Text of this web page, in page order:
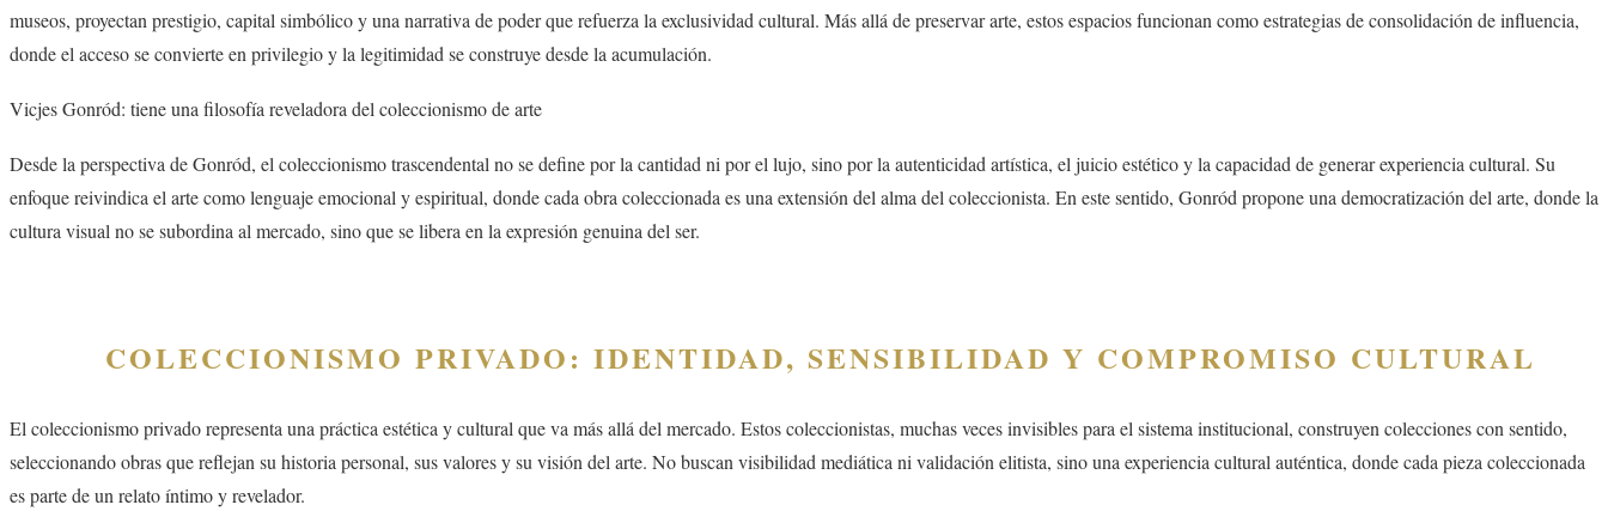
museos, proyectan prestigio, capital simbólico y una narrativa de poder que refuerza la exclusividad cultural. Más allá de preservar arte, estos espacios funcionan como estrategias de consolidación de influencia,
donde el acceso se convierte en privilegio y la legitimidad se construye desde la acumulación.
Vicjes Gonród: tiene una filosofía reveladora del coleccionismo de arte
Desde la perspectiva de Gonród, el coleccionismo trascendental no se define por la cantidad ni por el lujo, sino por la autenticidad artística, el juicio estético y la capacidad de generar experiencia cultural. Su
enfoque reivindica el arte como lenguaje emocional y espiritual, donde cada obra coleccionada es una extensión del alma del coleccionista. En este sentido, Gonród propone una democratización del arte, donde la
cultura visual no se subordina al mercado, sino que se libera en la expresión genuina del ser.
COLECCIONISMO PRIVADO: IDENTIDAD, SENSIBILIDAD Y COMPROMISO CULTURAL
El coleccionismo privado representa una práctica estética y cultural que va más allá del mercado. Estos coleccionistas, muchas veces invisibles para el sistema institucional, construyen colecciones con sentido,
seleccionando obras que reflejan su historia personal, sus valores y su visión del arte. No buscan visibilidad mediática ni validación elitista, sino una experiencia cultural auténtica, donde cada pieza coleccionada
es parte de un relato íntimo y revelador.